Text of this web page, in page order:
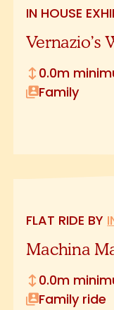
IN HOUSE
Vernazio’s
0.0m
Family
FLAT RIDE BY
Machina
0.0m
Family ride